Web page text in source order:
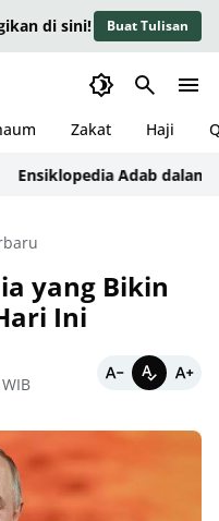
di sini! Buat Tulisan
Zakat Haji
Adab dalam
yang Bikin
Ini